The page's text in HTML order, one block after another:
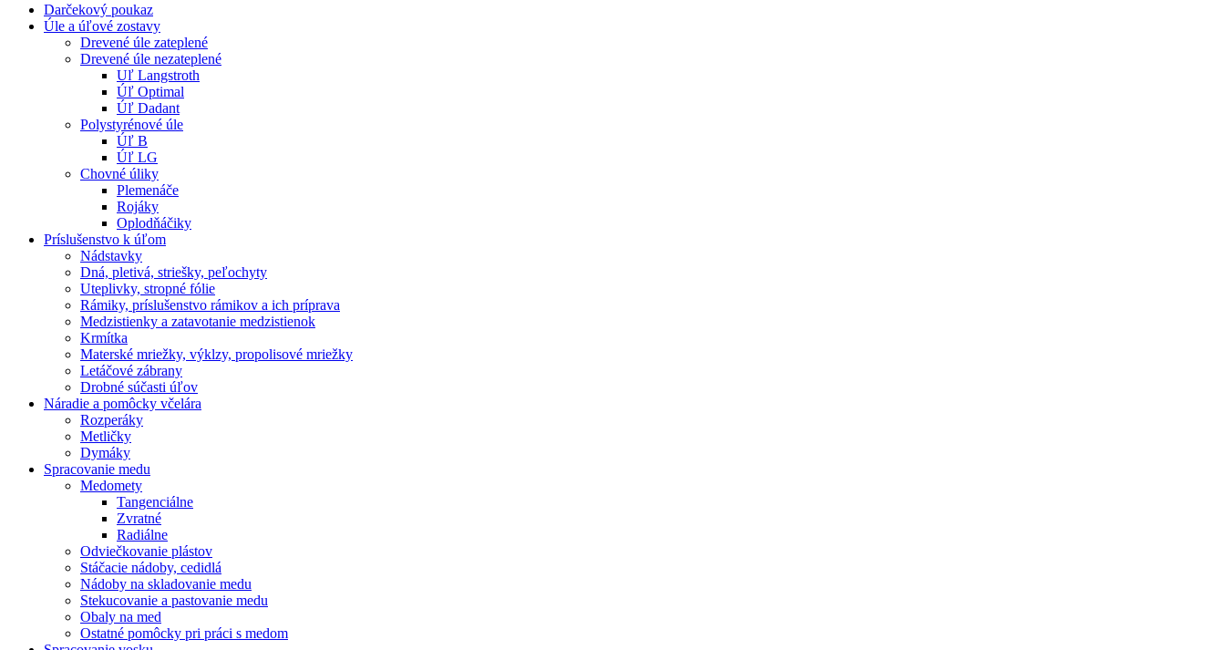
Darčekový poukaz
Úle a úľové zostavy
Drevené úle zateplené
Drevené úle nezateplené
Uľ Langstroth
Úľ Optimal
Úľ Dadant
Polystyrénové úle
Úľ B
Úľ LG
Chovné úliky
Plemenáče
Rojáky
Oplodňáčiky
Príslušenstvo k úľom
Nádstavky
Dná, pletivá, striešky, peľochyty
Uteplivky, stropné fólie
Rámiky, príslušenstvo rámikov a ich príprava
Medzistienky a zatavotanie medzistienok
Krmítka
Materské mriežky, výklzy, propolisové mriežky
Letáčové zábrany
Drobné súčasti úľov
Náradie a pomôcky včelára
Rozperáky
Metličky
Dymáky
Spracovanie medu
Medomety
Tangenciálne
Zvratné
Radiálne
Odviečkovanie plástov
Stáčacie nádoby, cedidlá
Nádoby na skladovanie medu
Stekucovanie a pastovanie medu
Obaly na med
Ostatné pomôcky pri práci s medom